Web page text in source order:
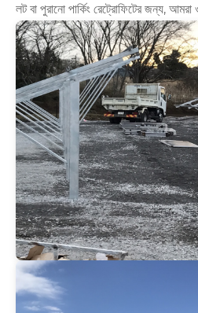
লট বা পুরানো পার্কিং রেট্রোফিটের জন্য,